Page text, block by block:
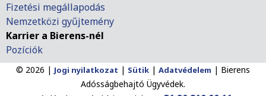
Fizetési megállapodás
Nemzetközi gyűjtemény
Karrier a Bierens-nél
Pozíciók
© 2026 | Jogi nyilatkozat | Sütik | Adatvédelem | Bierens
Adósságbehajtó Ügyvédek.